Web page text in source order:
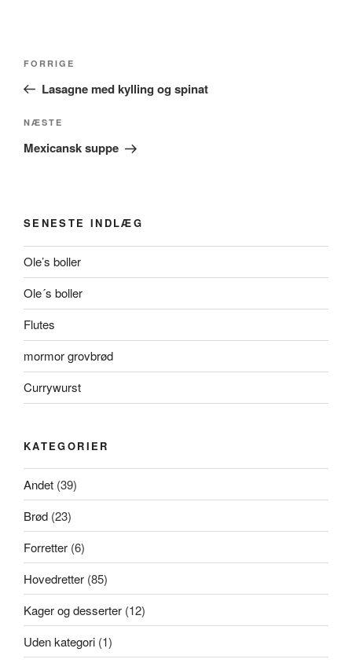
Forrige
indlæg
FORRIGE
Lasagne med kylling og spinat
Næste
indlæg
NÆSTE
Mexicansk suppe
SENESTE INDLÆG
Ole’s boller
Ole´s boller
Flutes
mormor grovbrød
Currywurst
KATEGORIER
Andet (39)
Brød (23)
Forretter (6)
Hovedretter (85)
Kager og desserter (12)
Uden kategori (1)